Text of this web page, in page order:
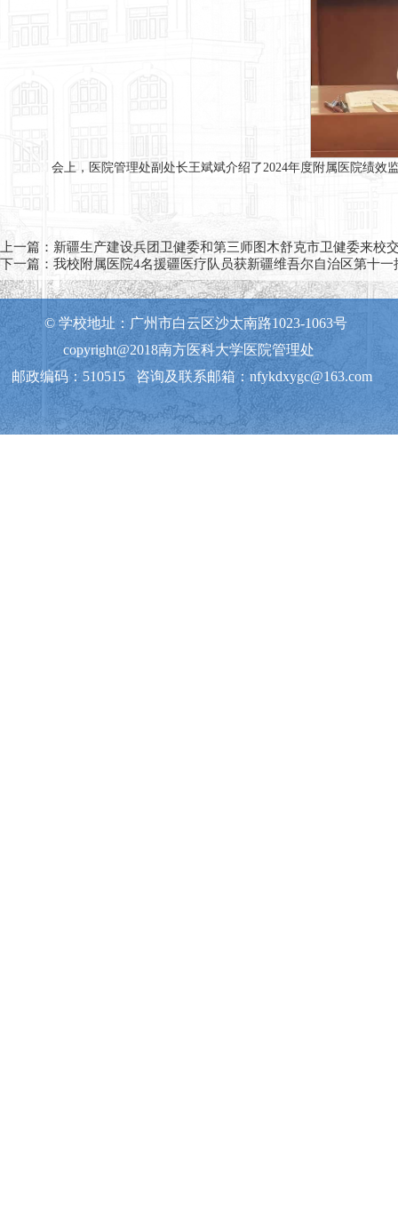
会上，医院管理处副处长王斌斌介绍了2024年度附属医院绩
上一篇： 新疆生产建设兵团卫健委和第三师图木舒克市卫健委来校
下一篇： 我校附属医院4名援疆医疗队员获新疆维吾尔自治区第十
© 学校地址：广州市白云区沙太南路1023-1063号
copyright@2018南方医科大学医院管理处
邮政编码：510515 咨询及联系邮箱：nfykdxygc@163.com